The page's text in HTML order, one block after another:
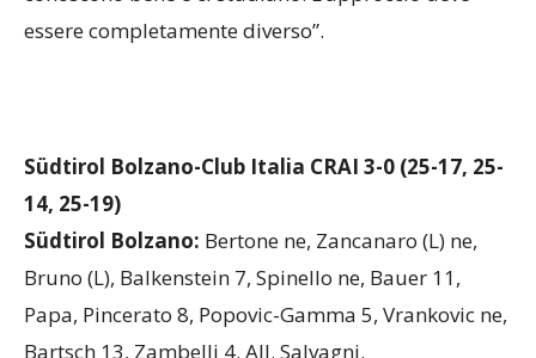
possiamo permettercelo, perché le altre squadre ci
Südtirol Bolzano-Club Italia CRAI 3-0 (25-17, 25-
14, 25-19)
Südtirol Bolzano:
Bertone ne, Zancanaro (L) ne,
Bruno (L), Balkenstein 7, Spinello ne, Bauer 11,